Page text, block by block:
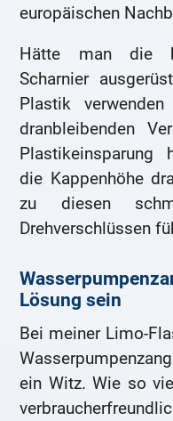
europäischen
Hätte man die
Scharnier
Plastik
dranbleibenden
Plastikeinsparung
die Kappenhöhe
zu diesen
Drehverschlüssen
Lösung sein
Bei meiner Limo-
ein Witz. Wie so